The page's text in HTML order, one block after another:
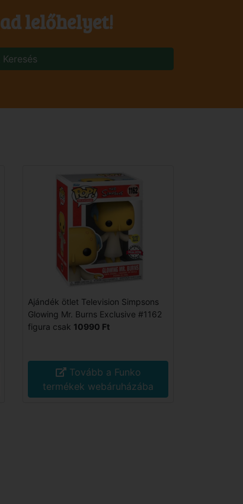
lelőhelyet!
Keresés
Ajándék ötlet Television Simpsons
Glowing Mr. Burns Exclusive #1162
figura csak 10990 Ft
Tovább a Funko
termékek webáruházába